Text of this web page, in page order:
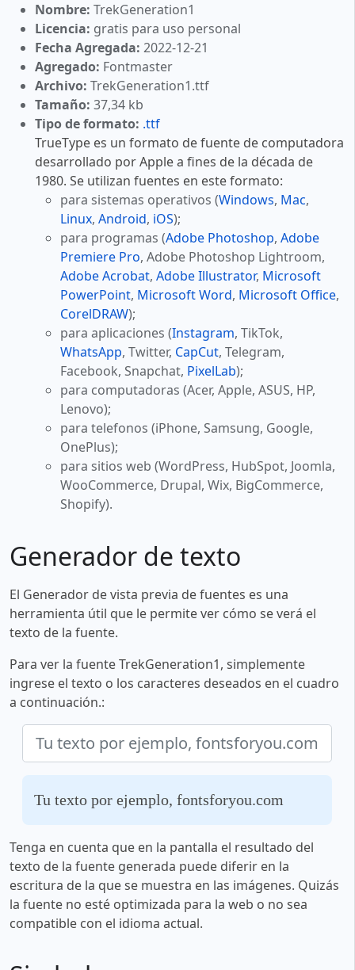
Nombre: TrekGeneration1
Licencia: gratis para uso personal
Fecha Agregada: 2022-12-21
Agregado: Fontmaster
Archivo: TrekGeneration1.ttf
Tamaño: 37,34 kb
Tipo de formato: .ttf
TrueType es un formato de fuente de computadora
desarrollado por Apple a fines de la década de
1980. Se utilizan fuentes en este formato:
para sistemas operativos (Windows, Mac,
Linux, Android, iOS);
para programas (Adobe Photoshop, Adobe
Premiere Pro, Adobe Photoshop Lightroom,
Adobe Acrobat, Adobe Illustrator, Microsoft
PowerPoint, Microsoft Word, Microsoft Office,
CorelDRAW);
para aplicaciones (Instagram, TikTok,
WhatsApp, Twitter, CapCut, Telegram,
Facebook, Snapchat, PixelLab);
para computadoras (Acer, Apple, ASUS, HP,
Lenovo);
para telefonos (iPhone, Samsung, Google,
OnePlus);
para sitios web (WordPress, HubSpot, Joomla,
WooCommerce, Drupal, Wix, BigCommerce,
Shopify).
Generador de texto
El Generador de vista previa de fuentes es una
herramienta útil que le permite ver cómo se verá el
texto de la fuente.
Para ver la fuente TrekGeneration1, simplemente
ingrese el texto o los caracteres deseados en el cuadro
a continuación.:
Tu texto por ejemplo, fontsforyou.com
Tenga en cuenta que en la pantalla el resultado del
texto de la fuente generada puede diferir en la
escritura de la que se muestra en las imágenes. Quizás
la fuente no esté optimizada para la web o no sea
compatible con el idioma actual.